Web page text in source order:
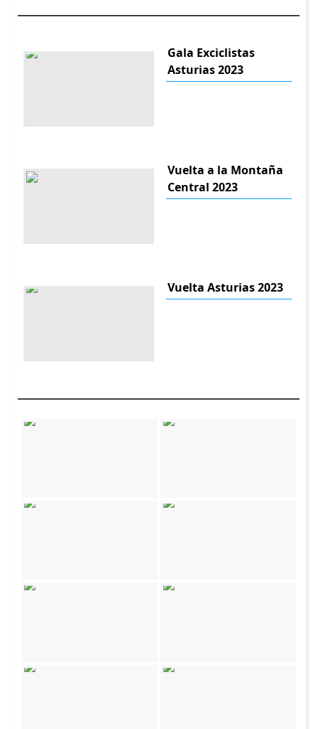
Gala Exciclistas
Asturias 2023
Vuelta a la Montaña
Central 2023
Vuelta Asturias 2023